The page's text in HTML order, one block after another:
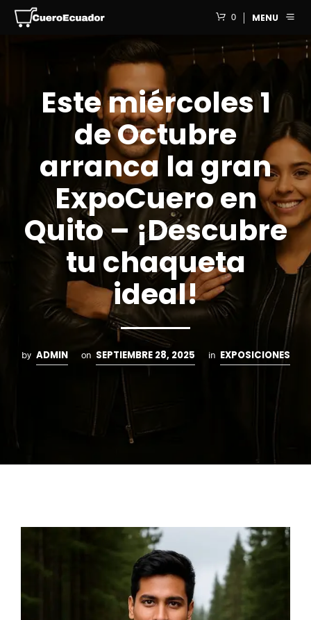
0 MENU
Este miércoles 1
de Octubre
arranca la gran
ExpoCuero en
Quito – ¡Descubre
tu chaqueta
ideal!
by ADMIN on SEPTIEMBRE 28, 2025 in EXPOSICIONES